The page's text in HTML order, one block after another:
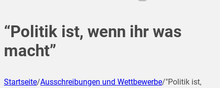
“Politik ist, wenn ihr was
macht”
Startseite/Ausschreibungen und Wettbewerbe/"Politik ist,